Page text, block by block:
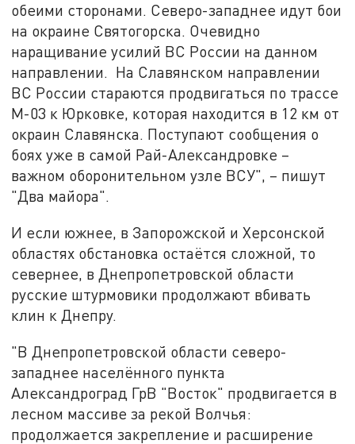
обеими сторонами. Северо-западнее идут бои
на окраине Святогорска. Очевидно
наращивание усилий ВС России на данном
направлении. На Славянском направлении
ВС России стараются продвигаться по трассе
М-03 к Юрковке, которая находится в 12 км от
окраин Славянска. Поступают сообщения о
боях уже в самой Рай-Александровке –
важном оборонительном узле ВСУ", – пишут
"Два майора".
И если южнее, в Запорожской и Херсонской
областях обстановка остаётся сложной, то
севернее, в Днепропетровской области
русские штурмовики продолжают вбивать
клин к Днепру.
"В Днепропетровской области северо-
западнее населённого пункта
Александроград ГрВ "Восток" продвигается в
лесном массиве за рекой Волчья:
продолжается закрепление и расширение